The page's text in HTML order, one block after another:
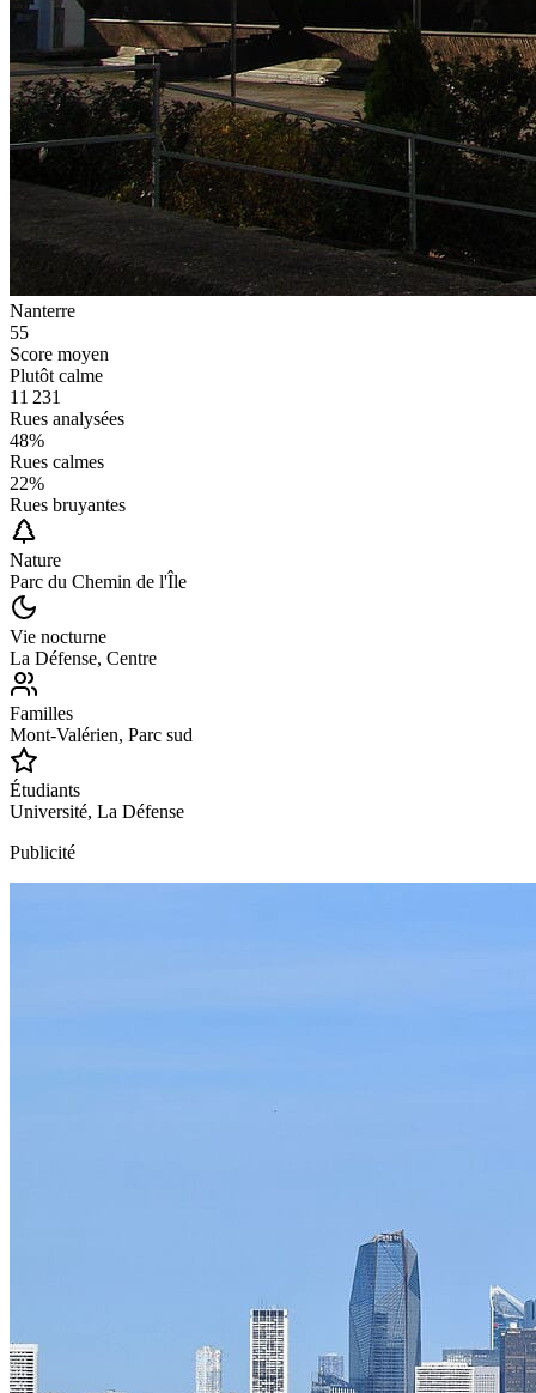
Nanterre
55
Score moyen
Plutôt calme
11 231
Rues analysées
48%
Rues calmes
22%
Rues bruyantes
Nature
Parc du Chemin de l'Île
Vie nocturne
La Défense, Centre
Familles
Mont-Valérien, Parc sud
Étudiants
Université, La Défense
Publicité